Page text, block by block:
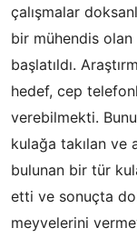
çalışmalar
bir mühendis
başlatıldı.
hedef, cep
verebilmekti.
kulağa takılan ve
bulunan bir tür
etti ve sonuçta
meyvelerini